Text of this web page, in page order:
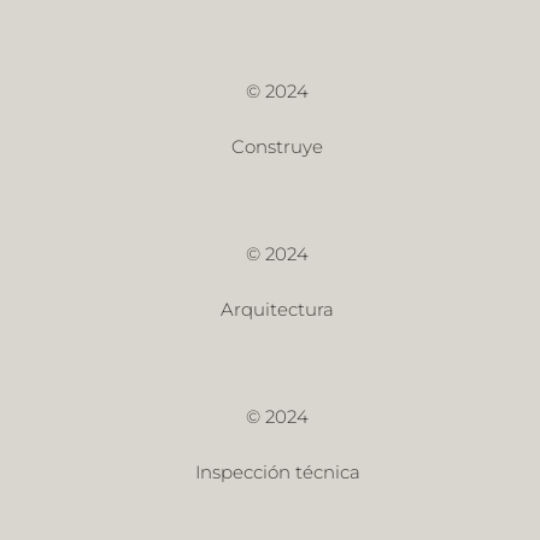
© 2024
Construye
© 2024
Arquitectura
© 2024
Inspección técnica